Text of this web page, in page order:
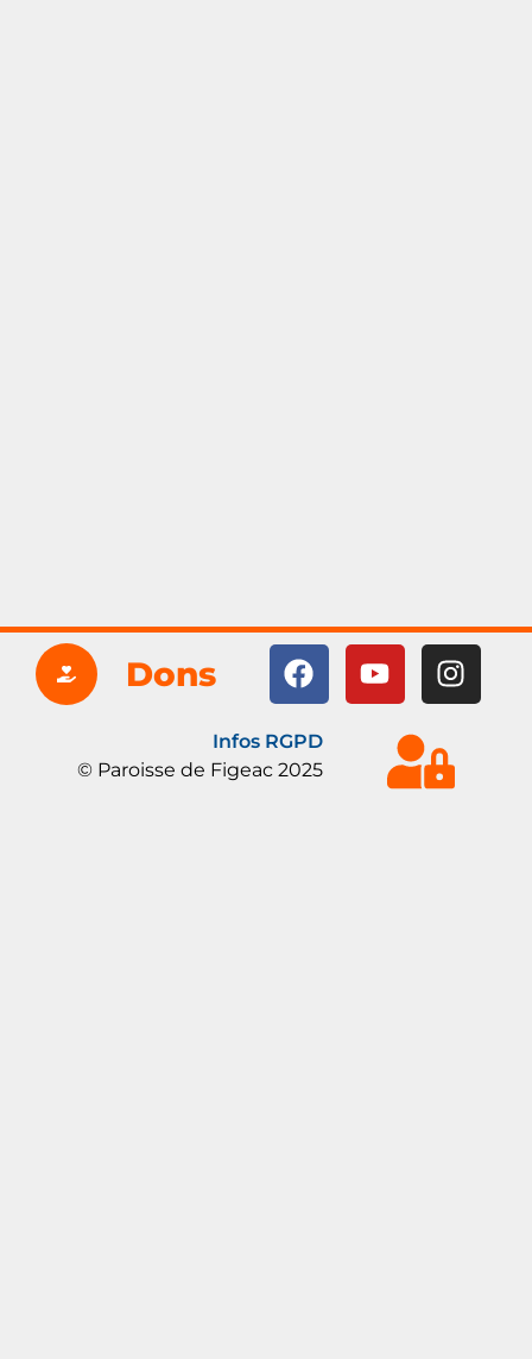
Dons
Infos RGPD
© Paroisse de Figeac 2025